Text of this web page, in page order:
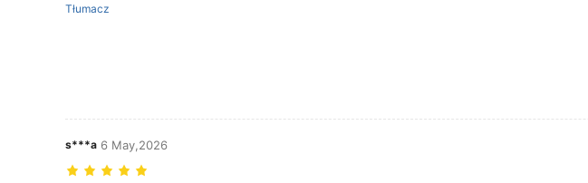
Tłumacz
s***a 6 May,2026